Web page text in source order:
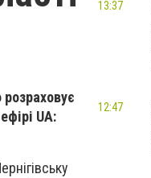
UA:
13:37
12:47